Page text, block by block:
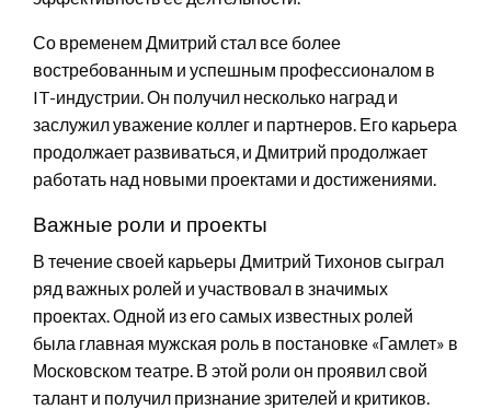
Со временем Дмитрий стал все более
востребованным и успешным профессионалом в
IT-индустрии. Он получил несколько наград и
заслужил уважение коллег и партнеров. Его карьера
продолжает развиваться, и Дмитрий продолжает
работать над новыми проектами и достижениями.
Важные роли и проекты
В течение своей карьеры Дмитрий Тихонов сыграл
ряд важных ролей и участвовал в значимых
проектах. Одной из его самых известных ролей
была главная мужская роль в постановке «Гамлет» в
Московском театре. В этой роли он проявил свой
талант и получил признание зрителей и критиков.